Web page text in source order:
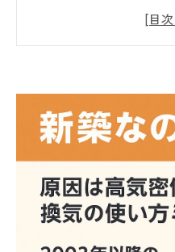
🏠 新築なのにカビ
💨 2003年以降の24
🚫 換気の使い方で
第3種）
🌦️ 季節ごとの注意